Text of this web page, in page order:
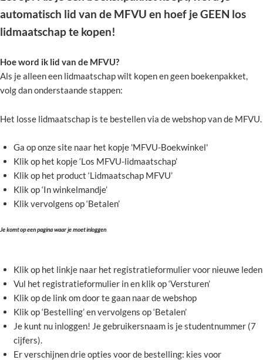
automatisch lid van de MFVU en hoef je GEEN los
lidmaatschap te kopen!
Hoe word ik lid van de MFVU?
Als je alleen een lidmaatschap wilt kopen en geen boekenpakket,
volg dan onderstaande stappen:
Het losse lidmaatschap is te bestellen via de webshop van de MFVU.
Ga op onze site naar het kopje 'MFVU-Boekwinkel'
Klik op het kopje ‘Los MFVU-lidmaatschap’
Klik op het product ‘Lidmaatschap MFVU’
Klik op ‘In winkelmandje’
Klik vervolgens op ‘Betalen’
Je komt op een pagina waar je moet inloggen
Klik op het linkje naar het registratieformulier voor nieuwe leden
Vul het registratieformulier in en klik op ‘Versturen’
Klik op de link om door te gaan naar de webshop
Klik op ‘Bestelling’ en vervolgens op ‘Betalen’
Je kunt nu inloggen! Je gebruikersnaam is je studentnummer (7
cijfers).
Er verschijnen drie opties voor de bestelling: kies voor